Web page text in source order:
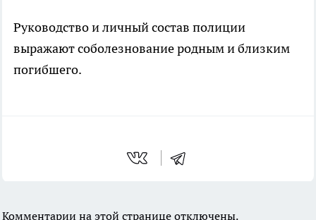
Руководство и личный состав полиции
выражают соболезнование родным и близким
погибшего.
Комментарии на этой странице отключены.